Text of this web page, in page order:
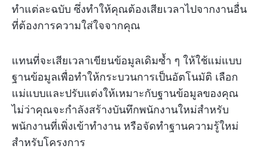
ทำแต่ละฉบับ ซึ่งทำให้คุณต้องเสียเวลาไปจากงานอื่น
ที่ต้องการความใส่ใจจากคุณ
แทนที่จะเสียเวลาเขียนข้อมูลเดิมซ้ำ ๆ ให้ใช้แม่แบบ
ฐานข้อมูลเพื่อทำให้กระบวนการเป็นอัตโนมัติ เลือก
แม่แบบและปรับแต่งให้เหมาะกับฐานข้อมูลของคุณ
ไม่ว่าคุณจะกำลังสร้างบันทึกพนักงานใหม่สำหรับ
พนักงานที่เพิ่งเข้าทำงาน หรือจัดทำฐานความรู้ใหม่
สำหรับโครงการ